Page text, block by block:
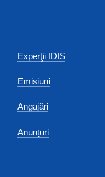
Experţii IDIS
Emisiuni
Angajări
Anunțuri